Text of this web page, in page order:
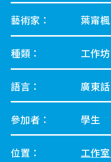
藝術家： 葉甯楓
種類： 工作坊
語言： 廣東話
參加者： 學生
位置： 工作室